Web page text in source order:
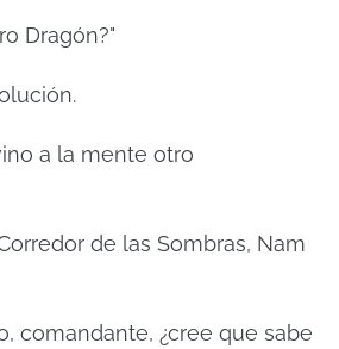
Dragón?"
a la mente otro
de las Sombras, Nam
comandante, ¿cree que sabe